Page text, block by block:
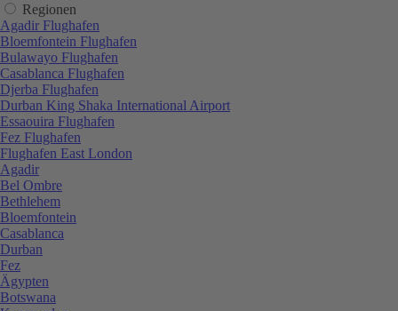
Regionen
Agadir Flughafen
Bloemfontein Flughafen
Bulawayo Flughafen
Casablanca Flughafen
Djerba Flughafen
Durban King Shaka International Airport
Essaouira Flughafen
Fez Flughafen
Flughafen East London
Agadir
Bel Ombre
Bethlehem
Bloemfontein
Casablanca
Durban
Fez
Ägypten
Botswana